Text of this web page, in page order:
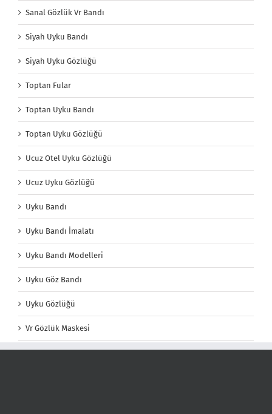
Sanal Gözlük Vr Bandı
Siyah Uyku Bandı
Siyah Uyku Gözlüğü
Toptan Fular
Toptan Uyku Bandı
Toptan Uyku Gözlüğü
Ucuz Otel Uyku Gözlüğü
Ucuz Uyku Gözlüğü
Uyku Bandı
Uyku Bandı İmalatı
Uyku Bandı Modelleri
Uyku Göz Bandı
Uyku Gözlüğü
Vr Gözlük Maskesi